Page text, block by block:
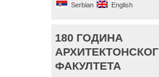
Serbian English
180 ГОДИНА
АРХИТЕКТОНСКОГ
ФАКУЛТЕТА